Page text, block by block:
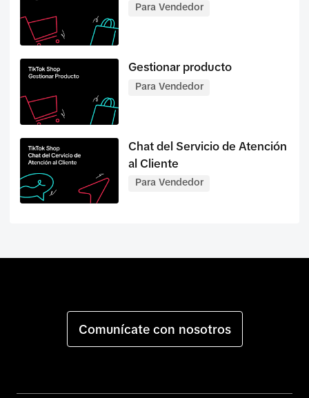
Para Vendedor
Gestionar producto
Para Vendedor
Chat del Servicio de Atención
al Cliente
Para Vendedor
Comunícate con nosotros